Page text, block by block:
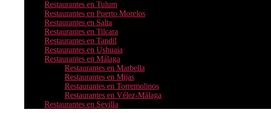
Restaurantes en Tulum
Restaurantes en Puerto Morelos
Restaurantes en Salta
Restaurantes en Tilcara
Restaurantes en Tandil
Restaurantes en Ushuaia
Restaurantes en Málaga
Restaurantes en Marbella
Restaurantes en Mijas
Restaurantes en Torremolinos
Restaurantes en Vélez-Málaga
Restaurantes en Sevilla